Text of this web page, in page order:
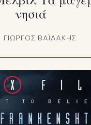
νησιά
ΓΙΩΡΓΟΣ ΒΑΪΛΑΚΗΣ